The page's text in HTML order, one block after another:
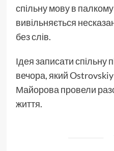
спільну мову в
вивільняється
без слів.
Ідея записати спільну
вечора, який
Майорова провели
життя.